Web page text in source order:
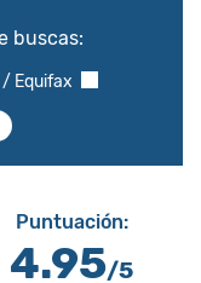
buscas:
/ Equifax
Puntuación:
4.95/5